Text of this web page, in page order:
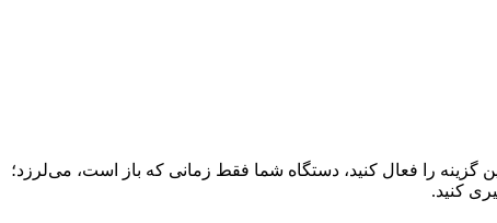
را فعال کنید، دستگاه شما فقط زمانی که باز است، می‌لرزد؛
کنید.